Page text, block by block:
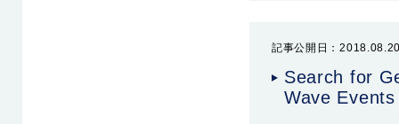
記事公開日：
Search for
Wave